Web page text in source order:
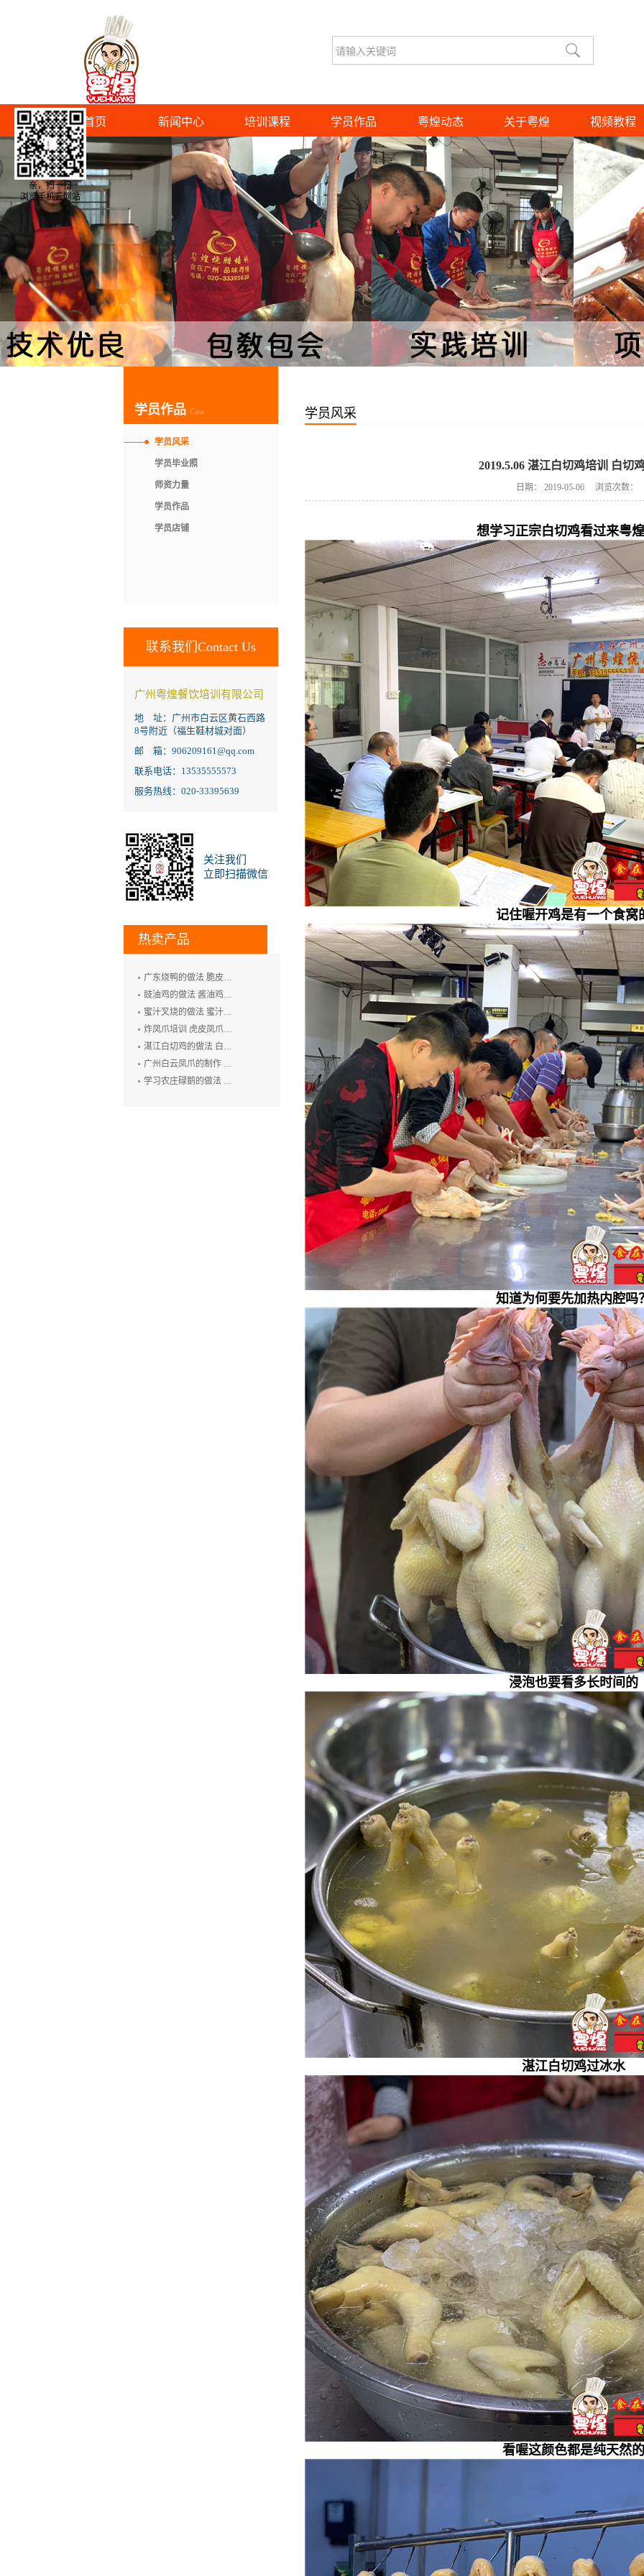
首页 新闻中心 培训课程 学员作品 粤煌动态 关于粤煌 视频教程
学员作品 Case
学员风采
学员毕业照
师资力量
学员作品
学员店铺
联系我们Contact Us
广州粤煌餐饮培训有限公司
地 址：广州市白云区黄石西路
8号附近（福生鞋材城对面）
邮 箱：906209161@qq.com
联系电话：13535555573
服务热线：020-33395639
关注我们
立即扫描微信
热卖产品
广东烧鸭的做法 脆皮烧鸭培训 广州烤鸭技术培训 烧腊培训
豉油鸡的做法 酱油鸡的制作方法 玫瑰露豉油鸡培训
蜜汁叉烧的做法 蜜汁叉烧的制作方法 叉烧肉培训 烧排骨培训
炸凤爪培训 虎皮凤爪的做法 豉汁凤爪的制作 鲍汁凤爪培训
湛江白切鸡的做法 白切鸡培训 廉江白斩鸡培训 粤式烧卤技术培训
广州白云凤爪的制作 白云猪手的做法 广式烧卤培训
学习农庄碌鹅的做法 禄鹅的制作方法 碌鹅培训
学员风采
2019.5.06 湛江白切鸡培训 白切
日期： 2019-05-06 浏览次数：
想学习正宗白切鸡看过来粤
记住喔开鸡是有一个食窝
知道为何要先加热内腔吗
浸泡也要看多长时间的
湛江白切鸡过冰水
看喔这颜色都是纯天然的
亲，扫一扫
浏览手机云网站